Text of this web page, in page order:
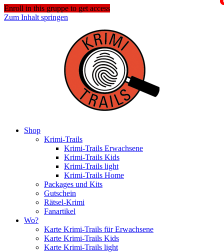
Enroll in this gruppe to get access
Zum Inhalt springen
Shop
Krimi-Trails
Krimi-Trails Erwachsene
Krimi-Trails Kids
Krimi-Trails light
Krimi-Trails Home
Packages und Kits
Gutschein
Rätsel-Krimi
Fanartikel
Wo?
Karte Krimi-Trails für Erwachsene
Karte Krimi-Trails Kids
Karte Krimi-Trails light